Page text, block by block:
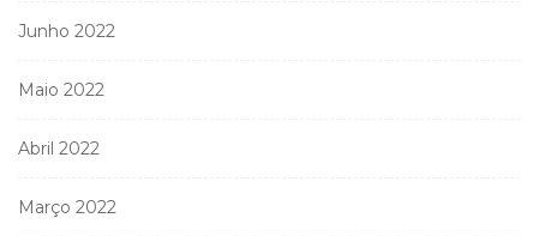
Junho 2022
Maio 2022
Abril 2022
Março 2022